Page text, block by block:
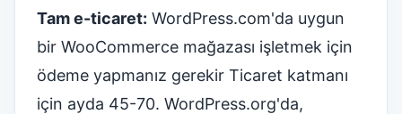
Tam e-ticaret: WordPress.com'da uygun
bir WooCommerce mağazası işletmek için
ödeme yapmanız gerekir Ticaret katmanı
için ayda 45-70. WordPress.org'da,